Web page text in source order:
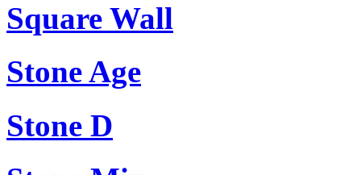
Square Wall
Stone Age
Stone D